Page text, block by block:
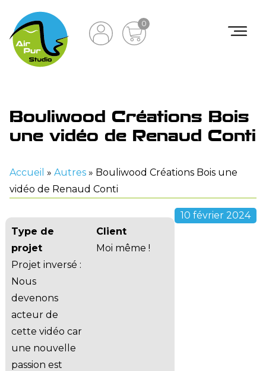
0
Bouliwood Créations Bois
une vidéo de Renaud Conti
Accueil » Autres » Bouliwood Créations Bois une
vidéo de Renaud Conti
10 février 2024
Type de
projet
Projet inversé :
Nous
devenons
acteur de
cette vidéo car
une nouvelle
passion est
Client
Moi même !